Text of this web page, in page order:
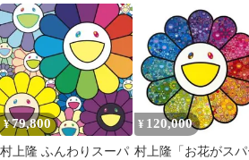
代アート カラフル イン
テリア
て来ました 新品未
¥79,800
村上隆 ふんわりスーパ
¥ 120,000
村上隆「お花がスパ